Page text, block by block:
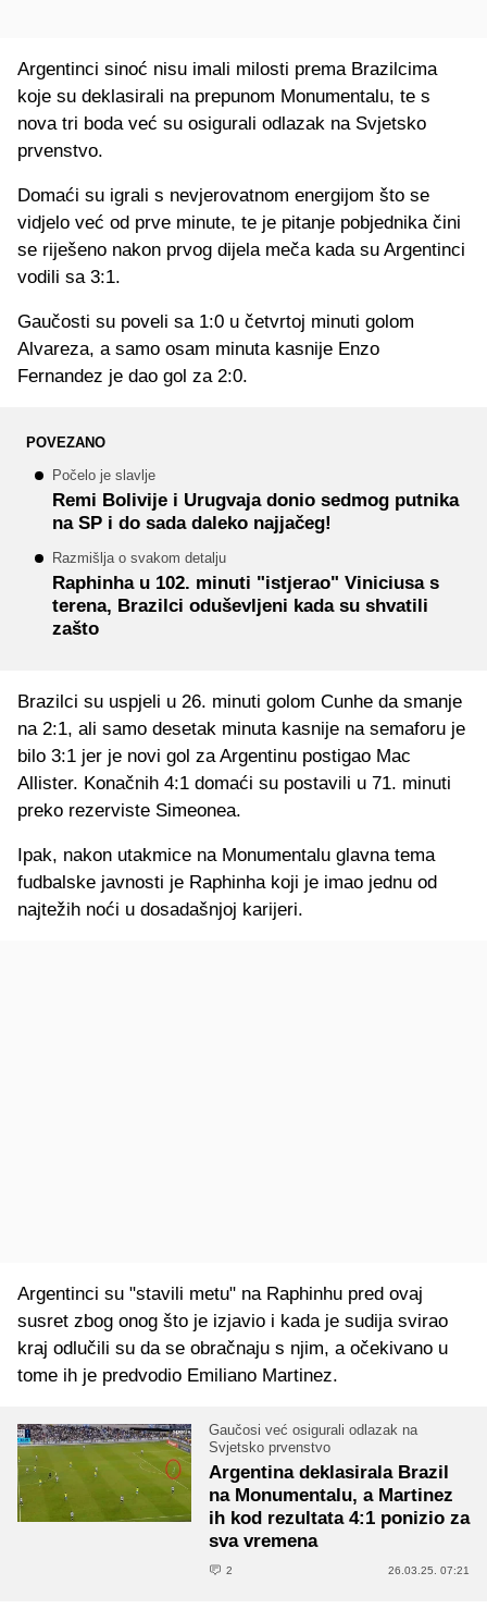
Argentinci sinoć nisu imali milosti prema Brazilcima
koje su deklasirali na prepunom Monumentalu, te s
nova tri boda već su osigurali odlazak na Svjetsko
prvenstvo.
Domaći su igrali s nevjerovatnom energijom što se
vidjelo već od prve minute, te je pitanje pobjednika čini
se riješeno nakon prvog dijela meča kada su Argentinci
vodili sa 3:1.
Gaučosti su poveli sa 1:0 u četvrtoj minuti golom
Alvareza, a samo osam minuta kasnije Enzo
Fernandez je dao gol za 2:0.
POVEZANO
Počelo je slavlje
Remi Bolivije i Urugvaja donio sedmog putnika
na SP i do sada daleko najjačeg!
Razmišlja o svakom detalju
Raphinha u 102. minuti "istjerao" Viniciusa s
terena, Brazilci oduševljeni kada su shvatili
zašto
Brazilci su uspjeli u 26. minuti golom Cunhe da smanje
na 2:1, ali samo desetak minuta kasnije na semaforu je
bilo 3:1 jer je novi gol za Argentinu postigao Mac
Allister. Konačnih 4:1 domaći su postavili u 71. minuti
preko rezerviste Simeonea.
Ipak, nakon utakmice na Monumentalu glavna tema
fudbalske javnosti je Raphinha koji je imao jednu od
najtežih noći u dosadašnjoj karijeri.
Argentinci su "stavili metu" na Raphinhu pred ovaj
susret zbog onog što je izjavio i kada je sudija svirao
kraj odlučili su da se obračnaju s njim, a očekivano u
tome ih je predvodio Emiliano Martinez.
Gaučosi već osigurali odlazak na
Svjetsko prvenstvo
Argentina deklasirala Brazil
na Monumentalu, a Martinez
ih kod rezultata 4:1 ponizio za
sva vremena
2 26.03.25. 07:21